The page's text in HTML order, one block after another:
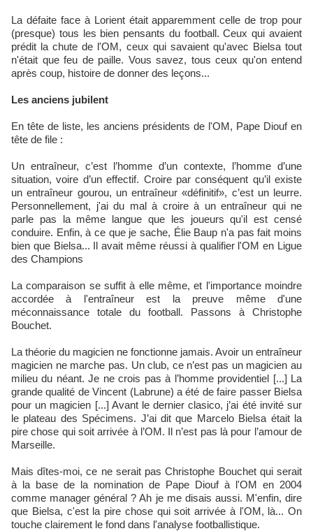
La défaite face à Lorient était apparemment celle de trop pour
(presque) tous les bien pensants du football. Ceux qui avaient
prédit la chute de l'OM, ceux qui savaient qu'avec Bielsa tout
n'était que feu de paille. Vous savez, tous ceux qu'on entend
après coup, histoire de donner des leçons...
Les anciens jubilent
En tête de liste, les anciens présidents de l'OM, Pape Diouf en
tête de file :
Un entraîneur, c’est l’homme d’un contexte, l’homme d’une
situation, voire d’un effectif. Croire par conséquent qu’il existe
un entraîneur gourou, un entraîneur «définitif», c’est un leurre.
Personnellement, j'ai du mal à croire à un entraîneur qui ne
parle pas la même langue que les joueurs qu'il est censé
conduire. Enfin, à ce que je sache, Élie Baup n'a pas fait moins
bien que Bielsa... Il avait même réussi à qualifier l'OM en Ligue
des Champions
La comparaison se suffit à elle même, et l'importance moindre
accordée à l'entraîneur est la preuve même d'une
méconnaissance totale du football. Passons à Christophe
Bouchet.
La théorie du magicien ne fonctionne jamais. Avoir un entraîneur
magicien ne marche pas. Un club, ce n’est pas un magicien au
milieu du néant. Je ne crois pas à l’homme providentiel [...] La
grande qualité de Vincent (Labrune) a été de faire passer Bielsa
pour un magicien [...] Avant le dernier clasico, j’ai été invité sur
le plateau des Spécimens. J’ai dit que Marcelo Bielsa était la
pire chose qui soit arrivée à l’OM. Il n’est pas là pour l’amour de
Marseille.
Mais dîtes-moi, ce ne serait pas Christophe Bouchet qui serait
à la base de la nomination de Pape Diouf à l'OM en 2004
comme manager général ? Ah je me disais aussi. M'enfin, dire
que Bielsa, c'est la pire chose qui soit arrivée à l'OM, là... On
touche clairement le fond dans l'analyse footballistique.